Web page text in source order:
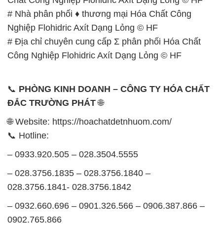
📞PHÒNG KINH DOANH – CÔNG TY HÓA CHẤT
ĐẮC TRƯỜNG PHÁT 🌐
🌐 Website: https://hoachatdetnhuom.com/
– 0933.920.505 – 028.3504.5555
028.3756.1841- 028.3756.1842
0902.765.866
📧 Email: hoachat@dactruongphat.vn
TRƯỜNG PHÁT